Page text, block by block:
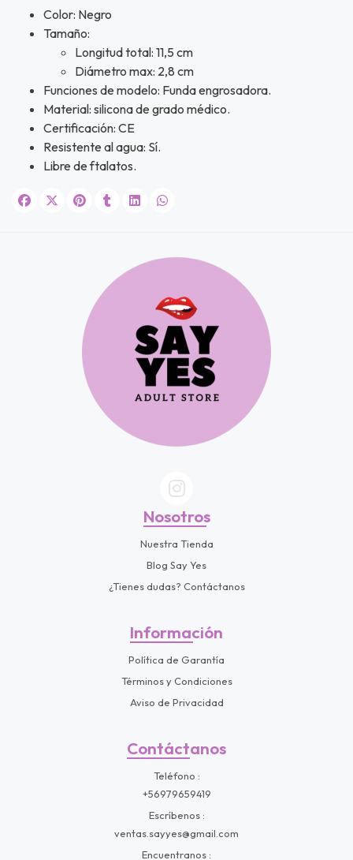
Color: Negro
Tamaño:
Longitud total: 11,5 cm
Diámetro max: 2,8 cm
Funciones de modelo: Funda engrosadora.
Material: silicona de grado médico.
Certificación: CE
Resistente al agua: Sí.
Libre de ftalatos.
Nosotros
Nuestra Tienda
Blog Say Yes
¿Tienes dudas? Contáctanos
Información
Política de Garantía
Términos y Condiciones
Aviso de Privacidad
Contáctanos
Teléfono
+56979659419
Escríbenos
ventas.sayyes@gmail.com
Encuentranos